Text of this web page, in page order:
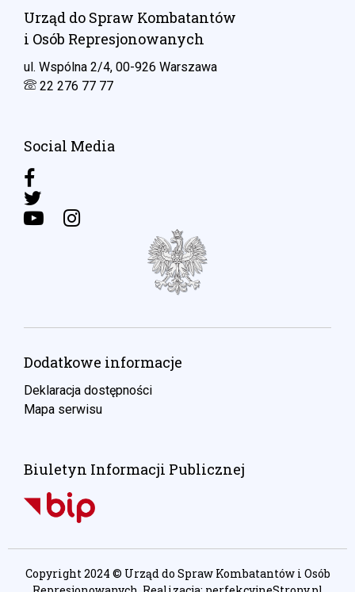
Urząd do Spraw Kombatantów
i Osób Represjonowanych
ul. Wspólna 2/4, 00-926 Warszawa
22 276 77 77
Social Media
Dodatkowe informacje
Deklaracja dostępności
Mapa serwisu
Biuletyn Informacji Publicznej
Copyright 2024 © Urząd do Spraw Kombatantów i Osób